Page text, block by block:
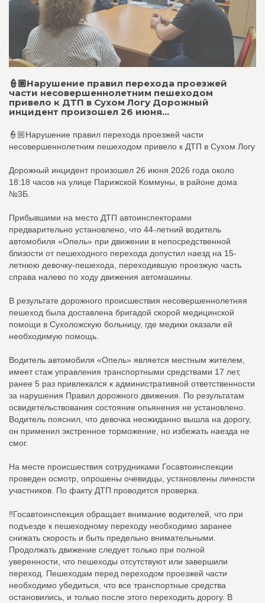
👮🏼Нарушение правил перехода проезжей
части несовершеннолетним пешеходом
привело к ДТП в Сухом Логу Дорожный
инцидент произошел 26 июня...
👮🏼Нарушение правил перехода проезжей части
несовершеннолетним пешеходом привело к ДТП в Сухом Логу
Дорожный инцидент произошел 26 июня 2026 года около
18:18 часов на улице Парижской Коммуны, в районе дома
№3Б.
Прибывшими на место ДТП автоинспекторами
предварительно установлено, что 44-летний водитель
автомобиля «Опель» при движении в непосредственной
близости от пешеходного перехода допустил наезд на 15-
летнюю девочку-пешехода, переходившую проезжую часть
справа налево по ходу движения автомашины.
В результате дорожного происшествия несовершеннолетняя
пешеход была доставлена бригадой скорой медицинской
помощи в Сухоложскую больницу, где медики оказали ей
необходимую помощь.
Водитель автомобиля «Опель» является местным жителем,
имеет стаж управления транспортными средствами 17 лет,
ранее 5 раз привлекался к административной ответственности
за нарушения Правил дорожного движения. По результатам
освидетельствования состояние опьянения не установлено.
Водитель пояснил, что девочка неожиданно вышла на дорогу,
он применил экстренное торможение, но избежать наезда не
смог.
На месте происшествия сотрудниками Госавтоинспекции
проведен осмотр, опрошены очевидцы, установлены личности
участников. По факту ДТП проводится проверка.
‼️Госавтоинспекция обращает внимание водителей, что при
подъезде к пешеходному переходу необходимо заранее
снижать скорость и быть предельно внимательными.
Продолжать движение следует только при полной
уверенности, что пешеходы отсутствуют или завершили
переход. Пешеходам перед переходом проезжей части
необходимо убедиться, что все транспортные средства
остановились, и только после этого переходить дорогу. В